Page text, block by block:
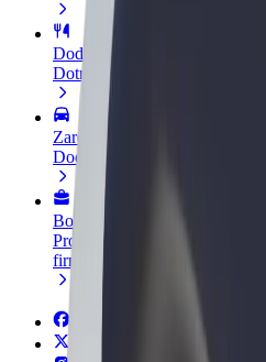
Dodaj swoją restaurację lub
Dotrzyj do większej liczby
Zarejestruj się jako właściciel
Dodaj swoją flotę do Bolt i
Bolt for Business
Produkty i usługi Bolt
firmy